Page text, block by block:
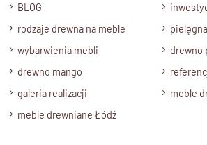
BLOG
rodzaje drewna na meble
wybarwienia mebli
drewno
drewno mango
galeria realizacji
meble
meble drewniane Łódź